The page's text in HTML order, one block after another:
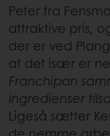
Peter fra
attraktive pris,
der er ved
at det især er
Franchipan
ingredienser
Ligeså sætter